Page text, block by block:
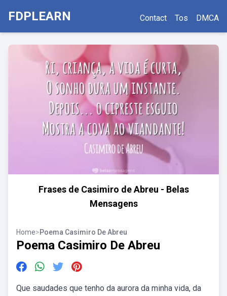
FDPLEARN Contact Tos DMCA
Frases de Casimiro de Abreu - Belas
Mensagens
Home>Poema Casimiro De Abreu
Poema Casimiro De Abreu
Que saudades que tenho da aurora da minha vida, da